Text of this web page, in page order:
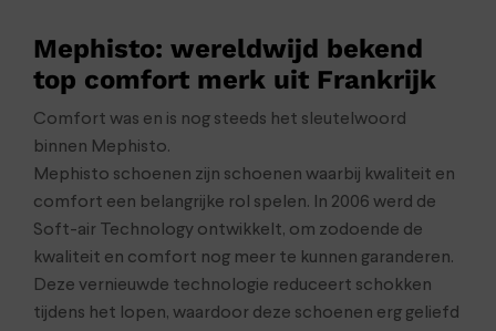
Mephisto: wereldwijd bekend
top comfort merk uit Frankrijk
Comfort was en is nog steeds het sleutelwoord
binnen Mephisto.
Mephisto schoenen zijn schoenen waarbij kwaliteit en
comfort een belangrijke rol spelen. In 2006 werd de
Soft-air Technology ontwikkelt, om zodoende de
kwaliteit en comfort nog meer te kunnen garanderen.
Deze vernieuwde technologie reduceert schokken
tijdens het lopen, waardoor deze schoenen erg geliefd